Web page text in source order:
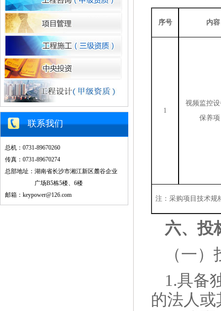
联系我们
总机：0731-89670260
传真：0731-89670274
总部地址：湖南省长沙市湘江新区麓谷企业
广场B5栋5楼、6楼
邮箱：keypower@126.com
序号 内容
1
视频监控
保养
注：采购项目技术规
六、投
（一
1.具备
的法人